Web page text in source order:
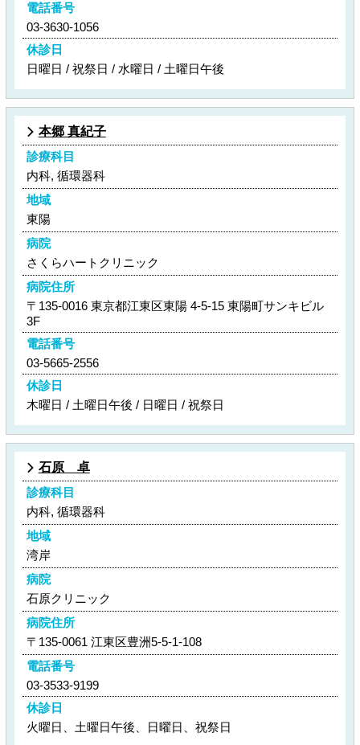
電話番号
03-3630-1056
休診日
日曜日 / 祝祭日 / 水曜日 / 土曜日午後
本郷 真紀子
診療科目
内科, 循環器科
地域
東陽
病院
さくらハートクリニック
病院住所
〒135-0016 東京都江東区東陽 4-5-15 東陽町サンキビル
3F
電話番号
03-5665-2556
休診日
木曜日 / 土曜日午後 / 日曜日 / 祝祭日
石原 卓
診療科目
内科, 循環器科
地域
湾岸
病院
石原クリニック
病院住所
〒135-0061 江東区豊洲5-5-1-108
電話番号
03-3533-9199
休診日
火曜日、土曜日午後、日曜日、祝祭日